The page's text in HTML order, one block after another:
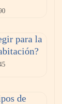
para la
de